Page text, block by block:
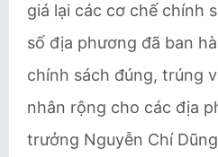
giá lại các cơ chế chính
số địa phương đã ban
chính sách đúng, trúng
nhân rộng cho các địa
trưởng Nguyễn Chí